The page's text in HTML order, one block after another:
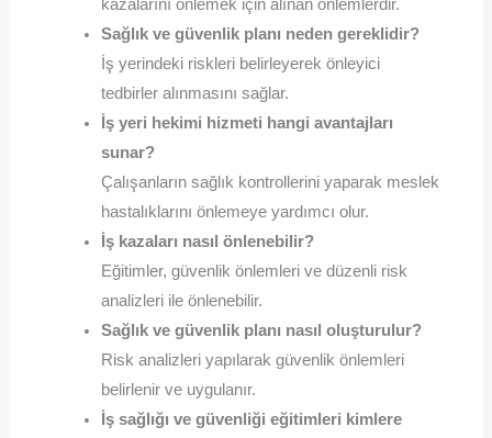
kazalarını önlemek için alınan önlemlerdir.
Sağlık ve güvenlik planı neden gereklidir?
İş yerindeki riskleri belirleyerek önleyici
tedbirler alınmasını sağlar.
İş yeri hekimi hizmeti hangi avantajları
sunar?
Çalışanların sağlık kontrollerini yaparak meslek
hastalıklarını önlemeye yardımcı olur.
İş kazaları nasıl önlenebilir?
Eğitimler, güvenlik önlemleri ve düzenli risk
analizleri ile önlenebilir.
Sağlık ve güvenlik planı nasıl oluşturulur?
Risk analizleri yapılarak güvenlik önlemleri
belirlenir ve uygulanır.
İş sağlığı ve güvenliği eğitimleri kimlere